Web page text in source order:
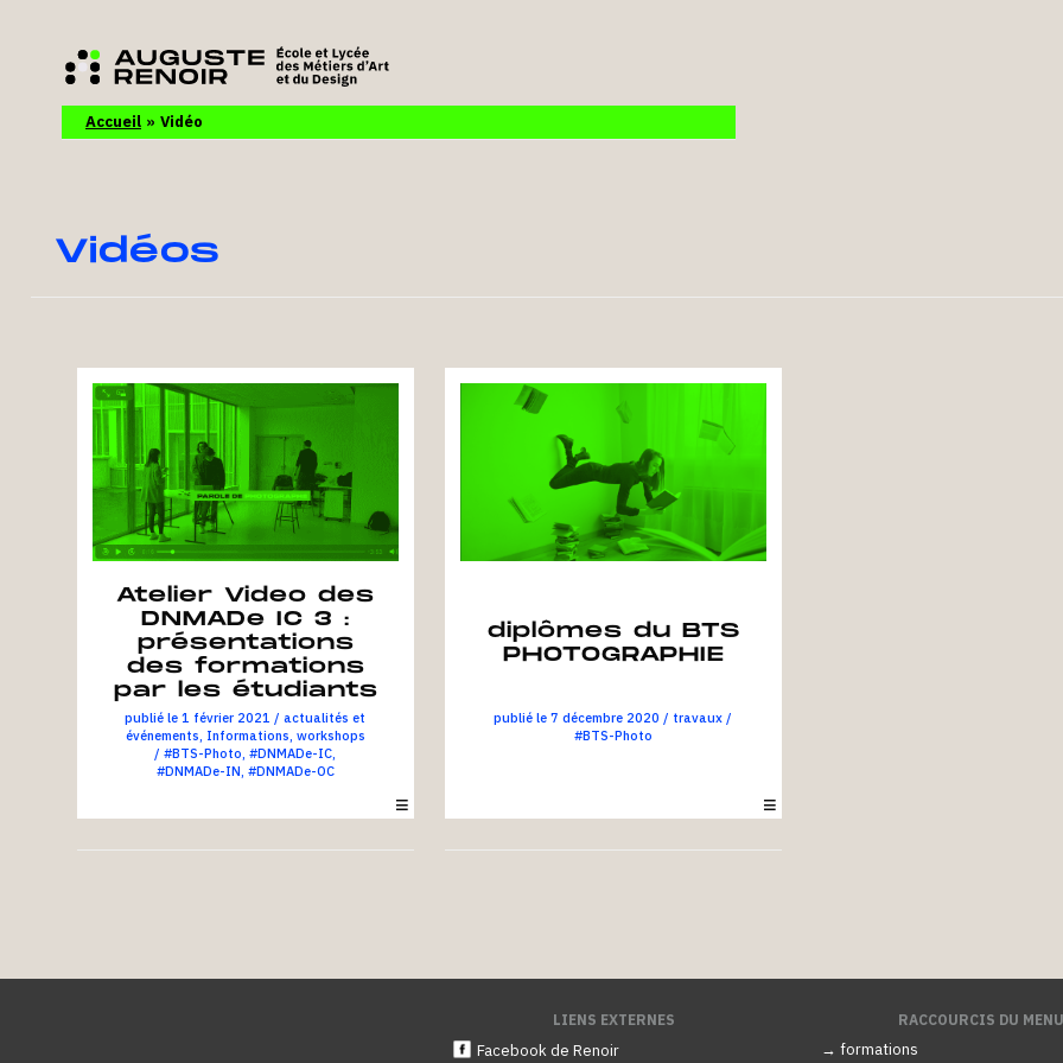
Accueil Vidéo
Vidéos
Atelier Video des
DNMADe IC 3 :
présentations
des formations
par les étudiants
1 février 2021 /actualités et
événements, Informations, workshops
/#BTS-Photo,#DNMADe-IC,
#DNMADe-IN, #DNMADe-OC
diplômes du BTS
PHOTOGRAPHIE
7 décembre 2020 / travaux /
#BTS-Photo
LIENS EXTERNES
Facebook de Renoir
RACCOURCIS DU MENU
→ formations